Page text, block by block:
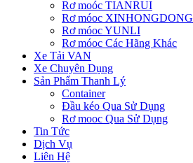
Rơ moóc TIANRUI
Rơ móoc XINHONGDONG
Rơ móoc YUNLI
Rơ móoc Các Hãng Khác
Xe Tải VAN
Xe Chuyên Dụng
Sản Phẩm Thanh Lý
Container
Đầu kéo Qua Sử Dụng
Rơ mooc Qua Sử Dụng
Tin Tức
Dịch Vụ
Liên Hệ